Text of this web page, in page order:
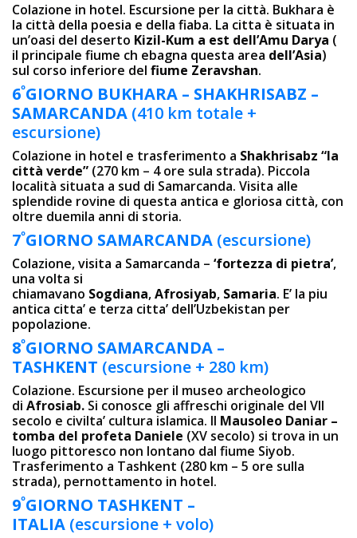
Colazione in hotel. Escursione per la città. Bukhara è
la città della poesia e della fiaba. La cittа è situata in
un’oasi del deserto Kizil-Kum a est dell’Amu Darya (
il principale fiume ch ebagna questa area dell’Asia)
sul corso inferiore del fiume Zeravshan.
6ºGIORNO BUKHARA – SHAKHRISABZ –
SAMARCANDA (410 km totale +
escursione)
Colazione in hotel e trasferimento a Shakhrisabz “la
città verde” (270 km – 4 ore sula strada). Piccola
località situata a sud di Samarcanda. Visita alle
splendide rovine di questa antica e gloriosa città, con
oltre duemila anni di storia.
7ºGIORNO SAMARCANDA (escursione)
Colazione, visita a Samarcanda – ‘fortezza di pietra’,
una volta si
chiamavano Sogdiana,Afrosiyab, Samaria. E’ la piu
antica citta’ e terza citta’ dell’Uzbekistan per
popolazione.
8ºGIORNO SAMARCANDA –
TASHKENT (escursione + 280 km)
Colazione. Escursione per il museo archeologico
di Afrosiab. Si conosce gli affreschi originale del VII
secolo e civilta’ cultura islamica. Il Mausoleo Daniar –
tomba del profeta Daniele (XV secolo) si trova in un
luogo pittoresco non lontano dal fiume Siyob.
Trasferimento a Tashkent (280 km – 5 ore sulla
strada), pernottamento in hotel.
9ºGIORNO TASHKENT –
ITALIA (escursione + volo)